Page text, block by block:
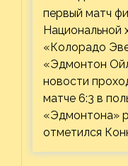
первый матч
Национальной
«Колорадо
«Эдмонтон
новости
матче 6:3 в
«Эдмонтона»
отметился